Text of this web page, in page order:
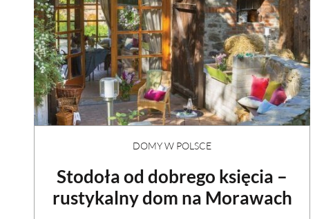
DOMY W POLSCE
Stodoła od dobrego księcia –
rustykalny dom na Morawach